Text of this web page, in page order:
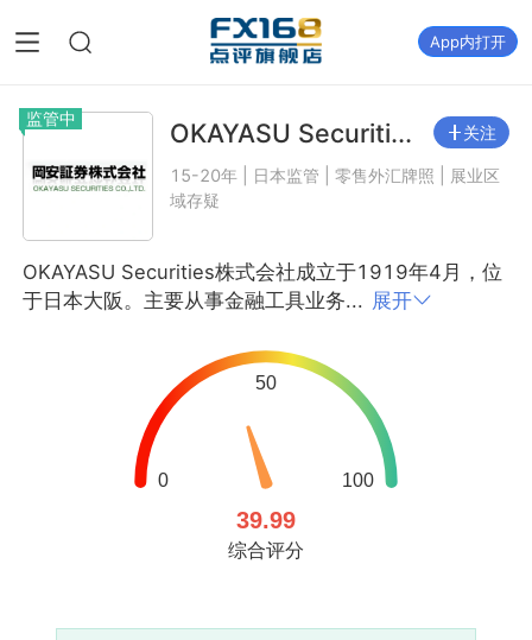
App内打开
监管中 OKAYASU Securiti... 关注
15-20年 | 日本监管 | 零售外汇牌照 | 展业区
域存疑
OKAYASU Securities株式会社成立于1919年4月，位
于日本大阪。主要从事金融工具业务... 展开